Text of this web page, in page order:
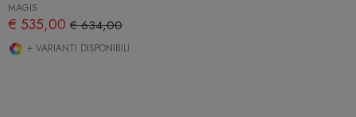
MAGIS
€ 535,00 € 634,00
+ VARIANTI DISPONIBILI